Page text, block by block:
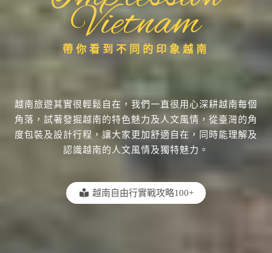
Vietnam
帶你看到不同的印象越南
越南旅遊其實很輕鬆自在，我們一直很用心深耕越南每個
角落，試著發掘越南的特色魅力及人文風情，從臺灣的角
度包裝及設計行程，讓大家更加舒適自在，同時能理解及
認識越南的人文風情及獨特魅力。
越南自由行實戰攻略100+